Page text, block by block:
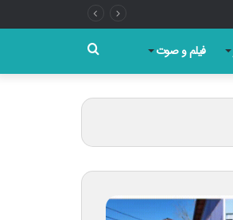
فیلم و صوت
برای